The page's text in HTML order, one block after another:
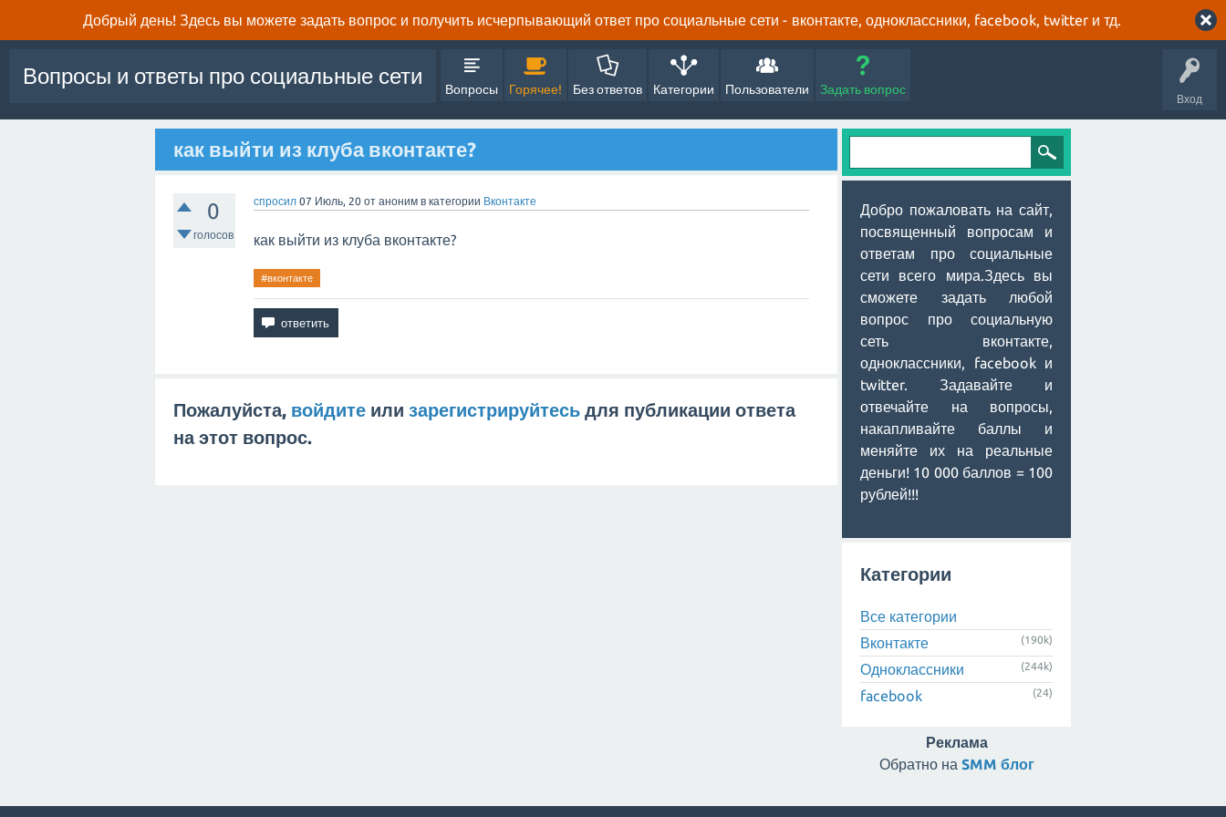
Добрый день! Здесь вы можете задать вопрос и получить исчерпывающий ответ про социальные сети - вконтакте, одноклассники, facebook, twitter и тд.
Вход
Вопросы и ответы про социальные сети
Вопросы Горячее! Без ответов Категории Пользователи Задать вопрос
как выйти из клуба вконтакте?
0
голосов
спросил 07 Июль, 20 от аноним в категории Вконтакте
как выйти из клуба вконтакте?
#вконтакте
Пожалуйста, войдите или зарегистрируйтесь для публикации ответа
на этот вопрос.
Добро пожаловать на сайт,
посвященный вопросам и
ответам про социальные
сети всего мира.Здесь вы
сможете задать любой
вопрос про социальную
сеть вконтакте,
одноклассники, facebook и
twitter. Задавайте и
отвечайте на вопросы,
накапливайте баллы и
меняйте их на реальные
деньги! 10 000 баллов = 100
рублей!!!
Категории
Все категории
Вконтакте
(190k)
Одноклассники (244k)
facebook (24)
Реклама
Обратно на SMM блог